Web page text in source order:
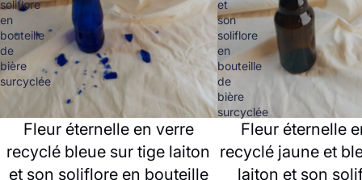
soliflore
en
bouteille
de
bière
surcyclée
Fleur éternelle en verre
recyclé bleue sur tige laiton
et son soliflore en bouteille
et
son
soliflore
en
bouteille
de
bière
surcyclée
Fleur éternelle
recyclé jaune et
laiton et son